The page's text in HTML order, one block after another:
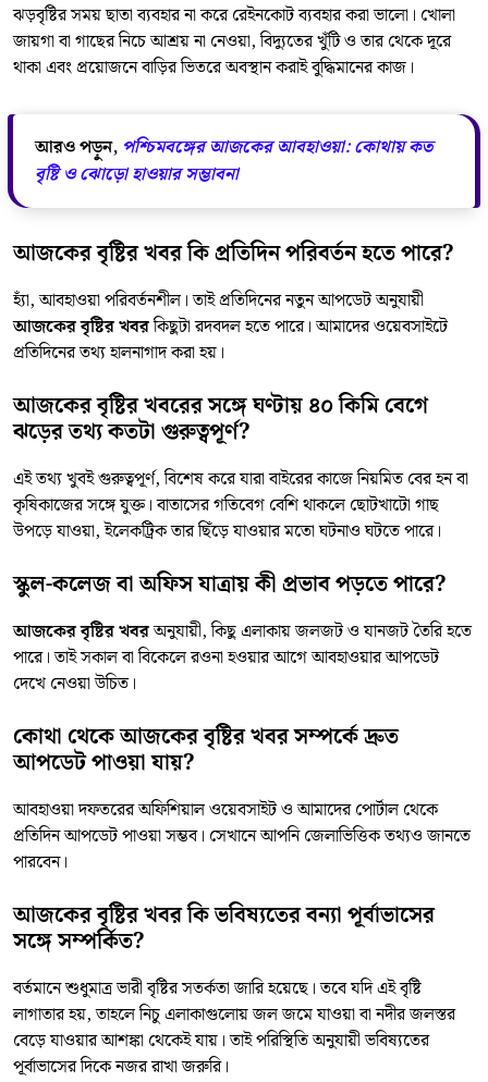
ঝড়বৃষ্টির সময় ছাতা ব্যবহার না করে রেইনকোট ব্যবহার করা ভালো। খোলা
জায়গা বা গাছের নিচে আশ্রয় না নেওয়া, বিদ্যুতের খুঁটি ও তার থেকে দূরে
থাকা এবং প্রয়োজনে বাড়ির ভিতরে অবস্থান করাই বুদ্ধিমানের কাজ।
আরও পড়ুন, পশ্চিমবঙ্গের আজকের আবহাওয়া: কোথায় কত
বৃষ্টি ও ঝোড়ো হাওয়ার সম্ভাবনা
আজকের বৃষ্টির খবর কি প্রতিদিন পরিবর্তন হতে পারে?
হ্যাঁ, আবহাওয়া পরিবর্তনশীল। তাই প্রতিদিনের নতুন আপডেট অনুযায়ী
আজকের বৃষ্টির খবরকিছুটা রদবদল হতে পারে। আমাদের ওয়েবসাইটে
প্রতিদিনের তথ্য হালনাগাদ করা হয়।
আজকের বৃষ্টির খবরের সঙ্গে ঘণ্টায় ৪০ কিমি বেগে
ঝড়ের তথ্য কতটা গুরুত্বপূর্ণ?
এই তথ্য খুবই গুরুত্বপূর্ণ, বিশেষ করে যারা বাইরের কাজে নিয়মিত বের হন বা
কৃষিকাজের সঙ্গে যুক্ত। বাতাসের গতিবেগ বেশি থাকলে ছোটখাটো গাছ
উপড়ে যাওয়া, ইলেকট্রিক তার ছিঁড়ে যাওয়ার মতো ঘটনাও ঘটতে পারে।
স্কুল-কলেজ বা অফিস যাত্রায় কী প্রভাব পড়তে পারে?
আজকের বৃষ্টির খবরঅনুযায়ী, কিছু এলাকায় জলজট ও যানজট তৈরি হতে
পারে। তাই সকাল বা বিকেলে রওনা হওয়ার আগে আবহাওয়ার আপডেট
দেখে নেওয়া উচিত।
কোথা থেকে আজকের বৃষ্টির খবর সম্পর্কে দ্রুত
আপডেট পাওয়া যায়?
আবহাওয়া দফতরের অফিশিয়াল ওয়েবসাইট ও আমাদের পোর্টাল থেকে
প্রতিদিন আপডেট পাওয়া সম্ভব। সেখানে আপনি জেলাভিত্তিক তথ্যও জানতে
পারবেন।
আজকের বৃষ্টির খবর কি ভবিষ্যতের বন্যা পূর্বাভাসের
সঙ্গে সম্পর্কিত?
বর্তমানে শুধুমাত্র ভারী বৃষ্টির সতর্কতা জারি হয়েছে। তবে যদি এই বৃষ্টি
লাগাতার হয়, তাহলে নিচু এলাকাগুলোয় জল জমে যাওয়া বা নদীর জলস্তর
বেড়ে যাওয়ার আশঙ্কা থেকেই যায়। তাই পরিস্থিতি অনুযায়ী ভবিষ্যতের
পূর্বাভাসের দিকে নজর রাখা জরুরি।